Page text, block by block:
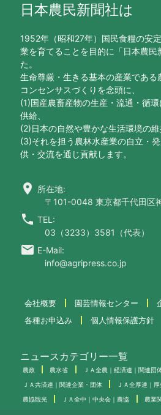
日本農民新聞社は
1952年（昭和27年）国民食糧の安
業を育てることを目的に「日本農民
た。
生命尊厳・生きる基本の産業である
コンセンサスづくりを念頭に、
(1)国産農畜産物の生産・流通・循
供給、
(2)日本の自然や豊かな生活環境の維
(3)それを担う農林水産業の自立・
供・交流を通じ貢献します。
location_on 所在地:
〒101-0048 東京都千代田区
call TEL:
03（3233）3581（代表）
email E-Mail:
info@agripress.co.jp
会社概要 園芸情報センター
各種お申込み
個人情報保護方針
ニュースカテゴリー一覧
農政 農水省 ＪＡ全農｜経済連｜関連団
ＪＡ共済連｜関連企業・団体 ＪＡ全厚連｜
農協観光 ＪＡ全中｜中央会｜農協 農業